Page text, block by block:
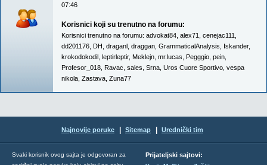
07:46
Korisnici koji su trenutno na forumu:
Korisnici trenutno na forumu: advokat84 alex71 cenejac111
dd201176 DH draganl draggan GrammaticalAnalysis Iskander,
krokodokodil leptirleptir, Meklejn mr.lucas Pegggio pein
Profesor_018 Ravac sales Srna Uros Cuore Sportivo vespa
nikola Zastava Zuna77
Najnovije poruke Sitemap Urednički tim
Svaki korisnik ovog sajta je odgovoran za
Prijateljski sajtovi: